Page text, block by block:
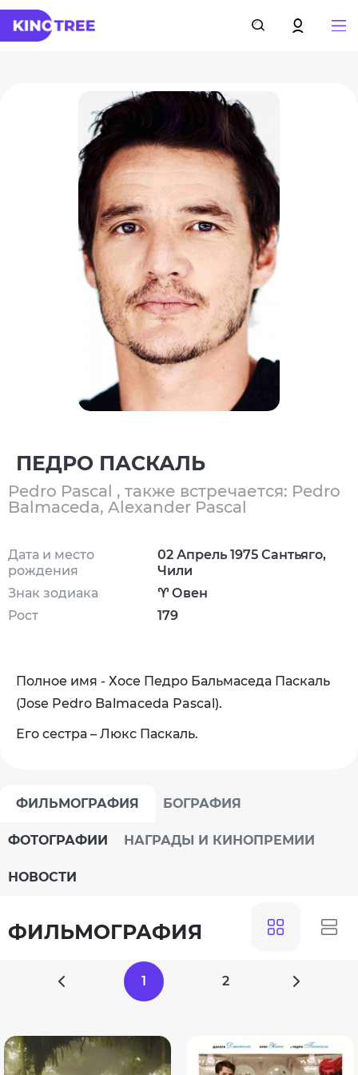
ПЕДРО ПАСКАЛЬ
Pedro Pascal , также встречается: Pedro
Balmaceda, Alexander Pascal
Дата и место
рождения
Знак зодиака
Рост
02 Апрель 1975 Сантьяго,
Чили
♈ Овен
179
Полное имя - Хосе Педро Бальмаседа Паскаль
(Jose Pedro Balmaceda Pascal).
Его сестра – Люкс Паскаль.
ФИЛЬМОГРАФИЯ БОГРАФИЯ
ФОТОГРАФИИ НАГРАДЫ И КИНОПРЕМИИ
НОВОСТИ
ФИЛЬМОГРАФИЯ
1 2